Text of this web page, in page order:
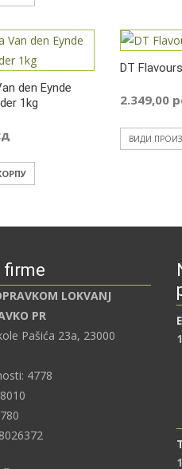
den Eynde
1kg
DT
2.349,00
ВИДИ
firme
LOKVANJ
PR
Pašića 23a, 23000
4778